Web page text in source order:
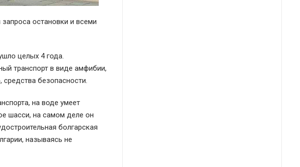
остановки и всеми
целых 4 года.
транспорт в виде амфибии,
безопасности.
на воде умеет
шасси, на самом деле он
болгарская
называясь не